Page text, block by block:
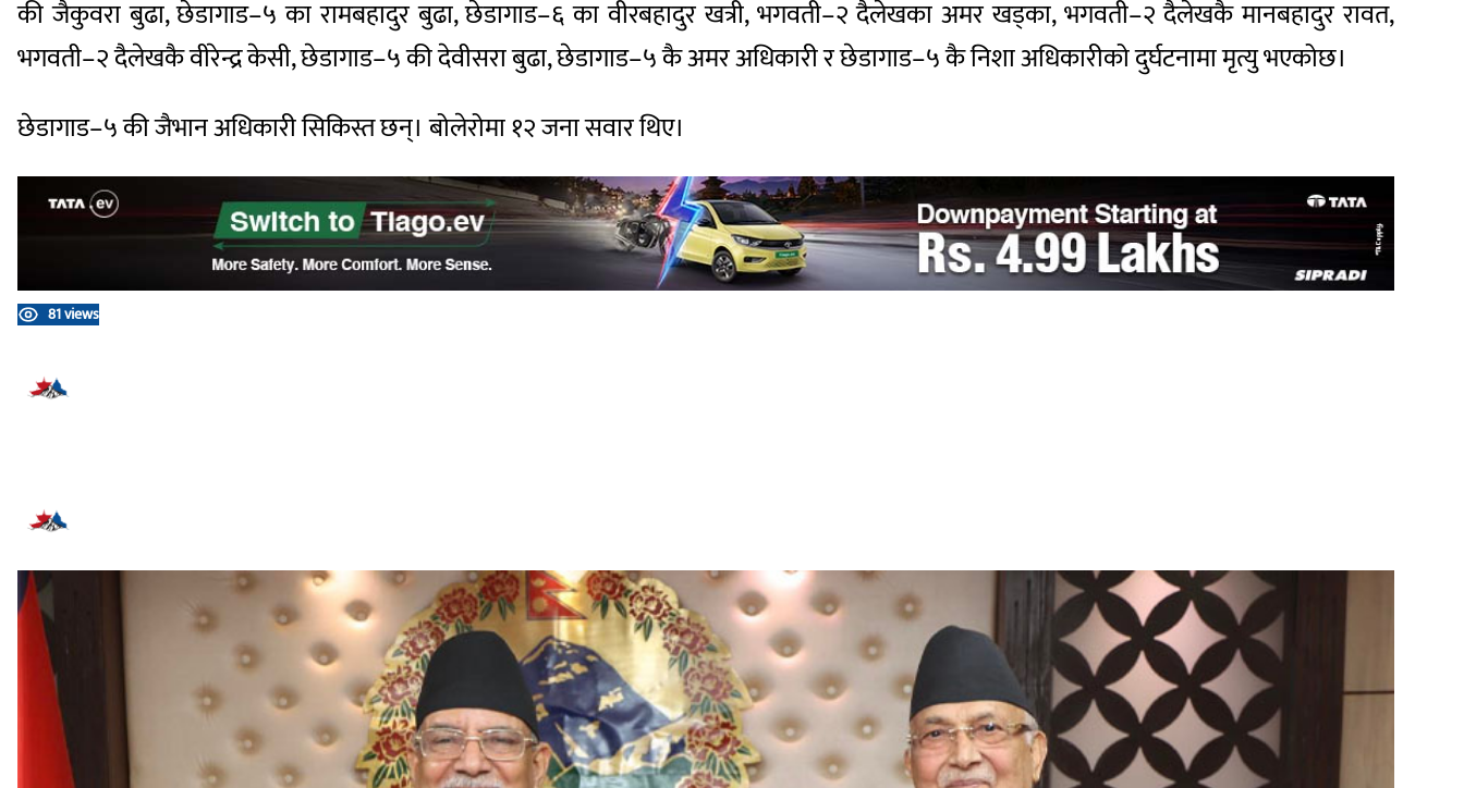
की जैकुवरा बुढा, छेडागाड–५ का रामबहादुर बुढा, छेडागाड–६ का वीरबहादुर खत्री, भगवती–२ दैलेखका अमर खड्का, भगवती–२ दैलेखकै मानबहादुर रावत,
भगवती–२ दैलेखकै वीरेन्द्र केसी, छेडागाड–५ की देवीसरा बुढा, छेडागाड–५ कै अमर अधिकारी र छेडागाड–५ कै निशा अधिकारीको दुर्घटनामा मृत्यु भएकोछ।
छेडागाड–५ की जैभान अधिकारी सिकिस्त छन्। बोलेरोमा १२ जना सवार थिए।
81 views